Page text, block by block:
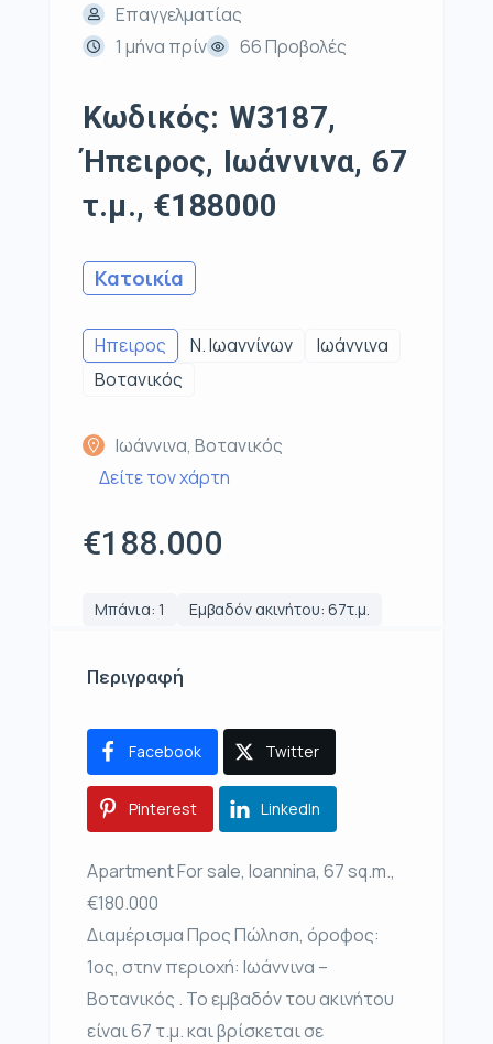
Επαγγελματίας
1 μήνα πρίν
66 Προβολές
Κωδικός: W3187,
Ήπειρος, Ιωάννινα, 67
τ.μ., €188000
Κατοικία
Ηπειρος Ν. Ιωαννίνων
Ιωάννινα
Βοτανικός
Ιωάννινα, Βοτανικός
Δείτε τον χάρτη
€188.000
Μπάνια: 1 Εμβαδόν ακινήτου: 67τ.μ.
Περιγραφή
Facebook Twitter
Pinterest LinkedIn
Apartment For sale, Ioannina, 67 sq.m.,
€180.000
Διαμέρισμα Προς Πώληση, όροφος:
1ος, στην περιοχή: Ιωάννινα –
Βοτανικός . Το εμβαδόν του ακινήτου
είναι 67 τ.μ. και βρίσκεται σε